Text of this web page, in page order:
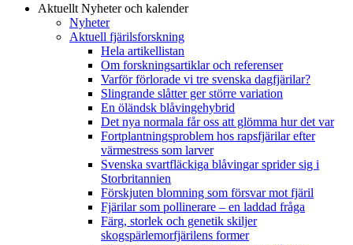
Aktuellt Nyheter och kalender
Nyheter
Aktuell fjärilsforskning
Hela artikellistan
Om forskningsartiklar och referenser
Varför förlorade vi tre svenska dagfjärilar?
Slingrande slåtter ger större variation
En öländsk blåvingehybrid
Det nya normala får oss att glömma hur det var
Fortplantningsproblem hos rapsfjärilar efter
värmestress som larver
Svenska svartfläckiga blåvingar sprider sig i
Storbritannien
Förskjuten blomning som försvar mot fjäril
Fjärilar som pollinerare – en laddad fråga
Färg, storlek och genetik skiljer
skogspärlemorfjärilens former